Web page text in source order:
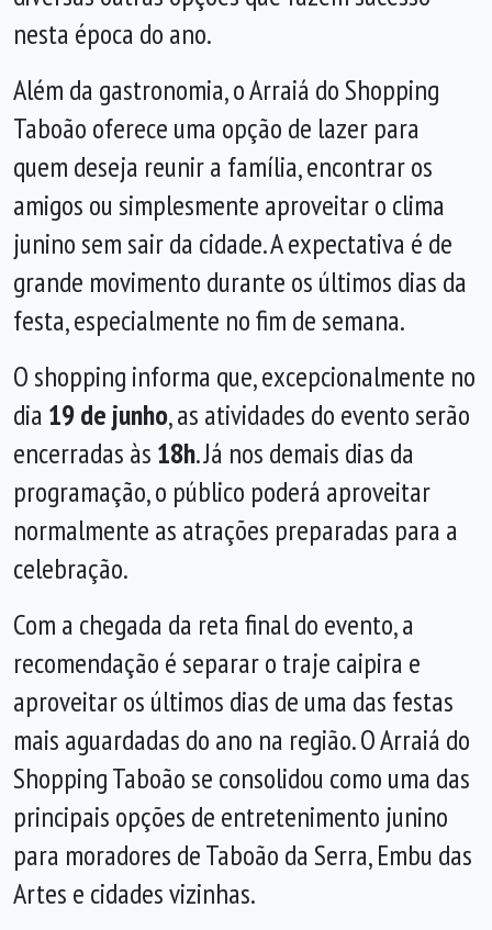
nesta época do ano.
Além da gastronomia, o Arraiá do Shopping
Taboão oferece uma opção de lazer para
quem deseja reunir a família, encontrar os
amigos ou simplesmente aproveitar o clima
junino sem sair da cidade. A expectativa é de
grande movimento durante os últimos dias da
festa, especialmente no fim de semana.
O shopping informa que, excepcionalmente no
dia 19 de junho, as atividades do evento serão
encerradas às 18h. Já nos demais dias da
programação, o público poderá aproveitar
normalmente as atrações preparadas para a
celebração.
Com a chegada da reta final do evento, a
recomendação é separar o traje caipira e
aproveitar os últimos dias de uma das festas
mais aguardadas do ano na região. O Arraiá do
Shopping Taboão se consolidou como uma das
principais opções de entretenimento junino
para moradores de Taboão da Serra, Embu das
Artes e cidades vizinhas.